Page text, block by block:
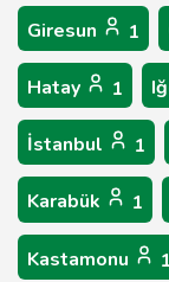
Giresun 1
Hatay 1
İstanbul 1
Karabük 1
Kastamonu 1